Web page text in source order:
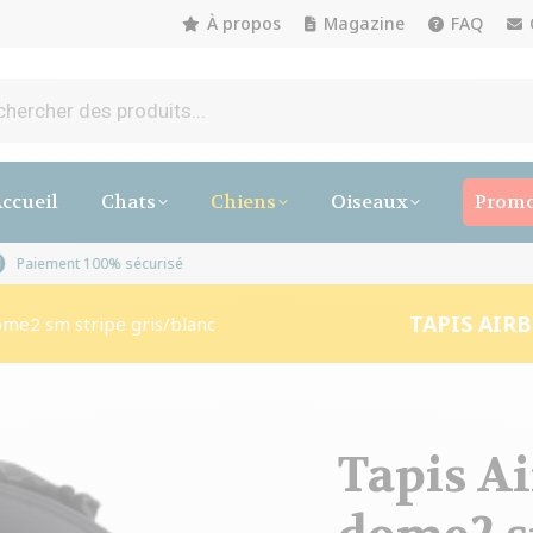
À propos Magazine FAQ
Chats Chiens Oiseaux
Paiement 100% sécurisé
sm stripe gris/blanc TAPIS
Tapis